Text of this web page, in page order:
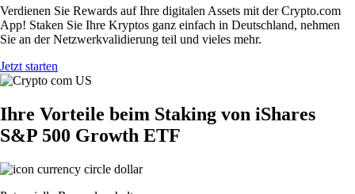
Verdienen Sie Rewards auf Ihre digitalen Assets mit der Crypto.com
App! Staken Sie Ihre Kryptos ganz einfach in Deutschland, nehmen
Sie an der Netzwerkvalidierung teil und vieles mehr.
Jetzt starten
Ihre Vorteile beim Staking von iShares
S&P 500 Growth ETF